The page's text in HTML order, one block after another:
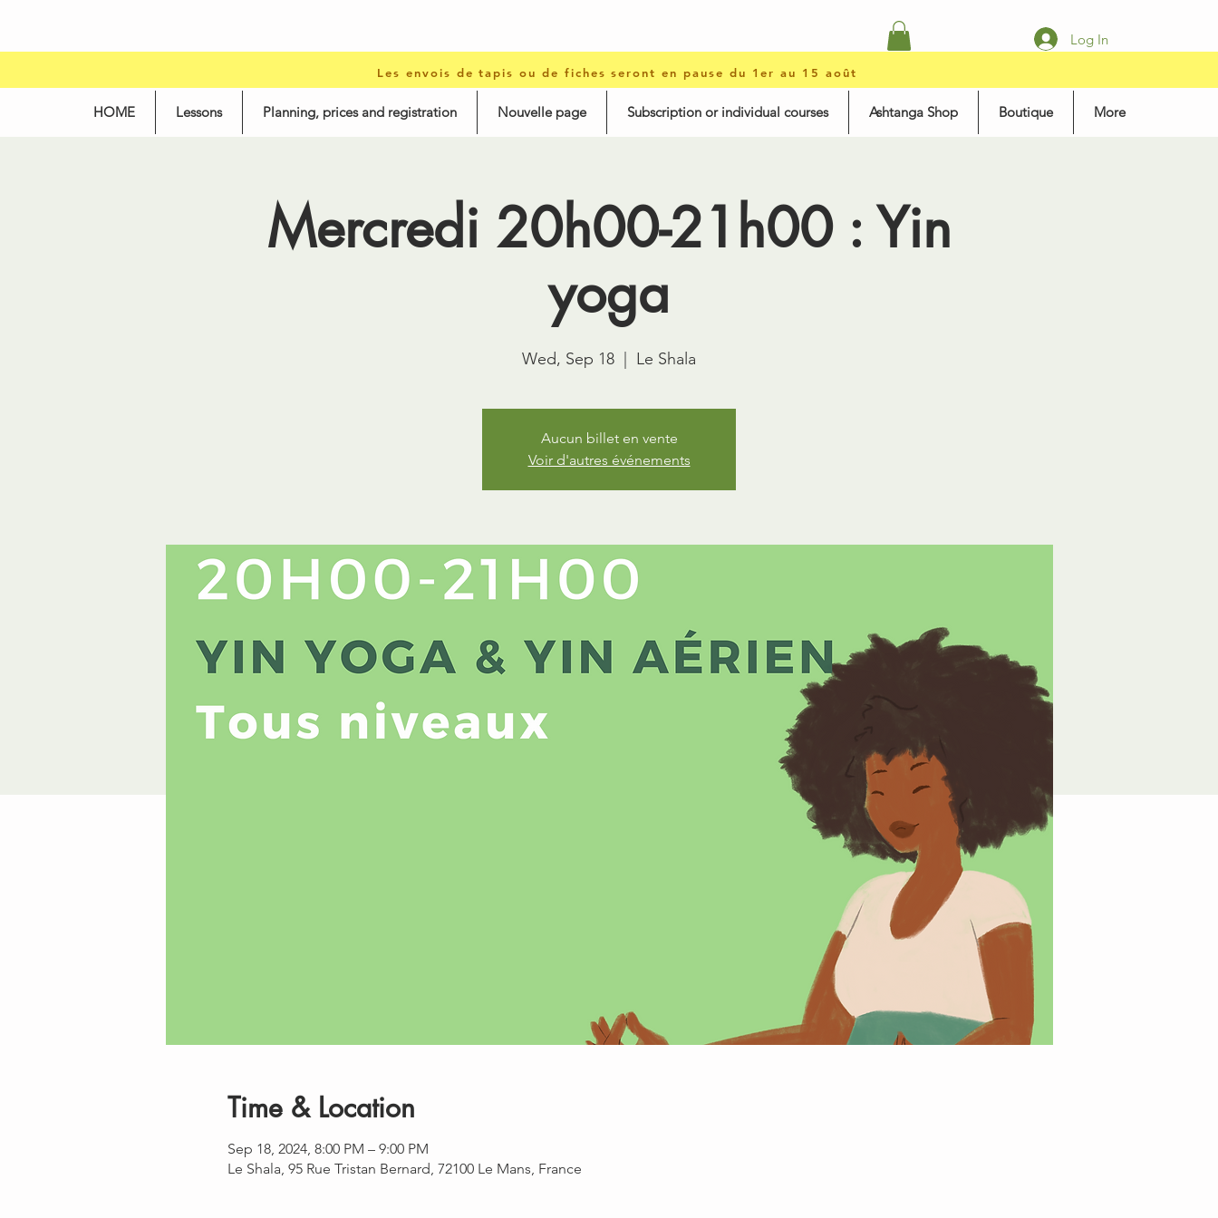
Log In
Les envois de tapis ou de fiches seront en pause du 1er au 15 août
HOME Lessons Planning, prices and registration Nouvelle page Subscription or individual courses Ashtanga Shop Boutique More
Mercredi 20h00-21h00 : Yin
yoga
Wed, Sep 18 Le Shala
Aucun billet en vente
Voir d'autres événements
Time & Location
Sep 18, 2024, 8:00 PM – 9:00 PM
Le Shala, 95 Rue Tristan Bernard, 72100 Le Mans, France